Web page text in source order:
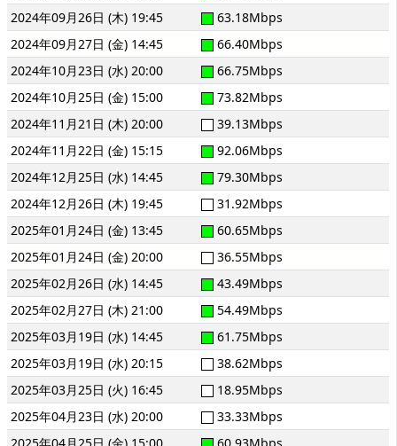
2024年09月26日 (木) 19:45
63.18Mbps
2024年09月27日 (金) 14:45
66.40Mbps
2024年10月23日 (水) 20:00
66.75Mbps
2024年10月25日 (金) 15:00
73.82Mbps
2024年11月21日 (木) 20:00
39.13Mbps
2024年11月22日 (金) 15:15
92.06Mbps
2024年12月25日 (水) 14:45
79.30Mbps
2024年12月26日 (木) 19:45
31.92Mbps
2025年01月24日 (金) 13:45
60.65Mbps
2025年01月24日 (金) 20:00
36.55Mbps
2025年02月26日 (水) 14:45
43.49Mbps
2025年02月27日 (木) 21:00
54.49Mbps
2025年03月19日 (水) 14:45
61.75Mbps
2025年03月19日 (水) 20:15
38.62Mbps
2025年03月25日 (火) 16:45
18.95Mbps
2025年04月23日 (水) 20:00
33.33Mbps
2025年04月25日 (金) 15:00
60.93Mbps